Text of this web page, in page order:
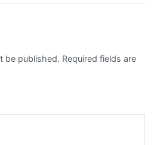
be published. Required fields are